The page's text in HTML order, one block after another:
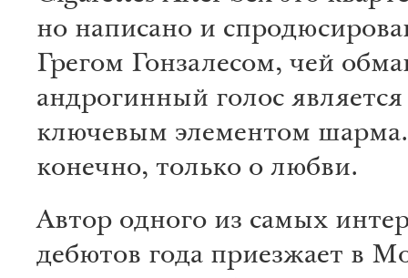
но написано и
Грегом Гонзалесом, чей
андрогинный голос является
ключевым элементом шарма.
конечно, только о любви.
Автор одного из самых
дебютов года приезжает в